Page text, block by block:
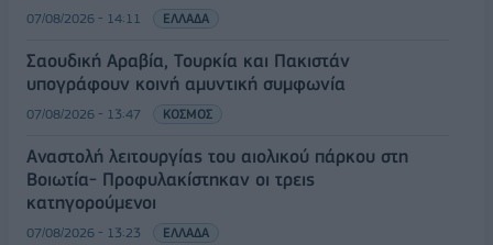
07/08/2026 - 14:11 ΕΛΛΑΔΑ
Σαουδική Αραβία, Τουρκία και Πακιστάν
υπογράφουν κοινή αμυντική συμφωνία
07/08/2026 - 13:47 ΚΟΣΜΟΣ
Αναστολή λειτουργίας του αιολικού πάρκου στη
Βοιωτία- Προφυλακίστηκαν οι τρεις
κατηγορούμενοι
07/08/2026 - 13:23 ΕΛΛΑΔΑ